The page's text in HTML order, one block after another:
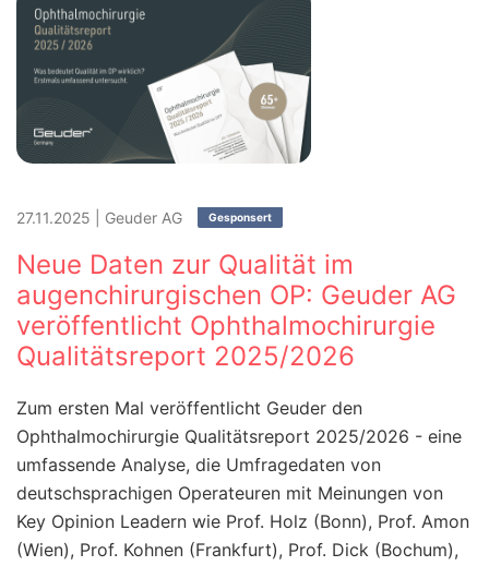
27.11.2025 Geuder AG Gesponsert
Neue Daten zur Qualität im
augenchirurgischen OP: Geuder AG
veröffentlicht Ophthalmochirurgie
Qualitätsreport 2025/2026
Zum ersten Mal veröffentlicht Geuder den
Ophthalmochirurgie Qualitätsreport 2025/2026 - eine
umfassende Analyse, die Umfragedaten von
deutschsprachigen Operateuren mit Meinungen von
Key Opinion Leadern wie Prof. Holz (Bonn), Prof. Amon
(Wien), Prof. Kohnen (Frankfurt), Prof. Dick (Bochum),